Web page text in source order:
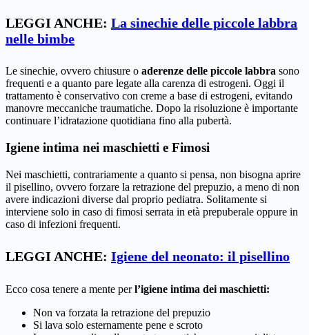
LEGGI ANCHE: La sinechie delle piccole labbra
nelle bimbe
Le sinechie, ovvero chiusure o aderenze delle piccole labbra sono
frequenti e a quanto pare legate alla carenza di estrogeni. Oggi il
trattamento è conservativo con creme a base di estrogeni, evitando
manovre meccaniche traumatiche. Dopo la risoluzione è importante
continuare l’idratazione quotidiana fino alla pubertà.
Igiene intima nei maschietti e Fimosi
Nei maschietti, contrariamente a quanto si pensa, non bisogna aprire
il pisellino, ovvero forzare la retrazione del prepuzio, a meno di non
avere indicazioni diverse dal proprio pediatra. Solitamente si
interviene solo in caso di fimosi serrata in età prepuberale oppure in
caso di infezioni frequenti.
LEGGI ANCHE: Igiene del neonato: il pisellino
Ecco cosa tenere a mente perl’igiene intima dei maschietti:
Non va forzata la retrazione del prepuzio
Si lava solo esternamente pene e scroto